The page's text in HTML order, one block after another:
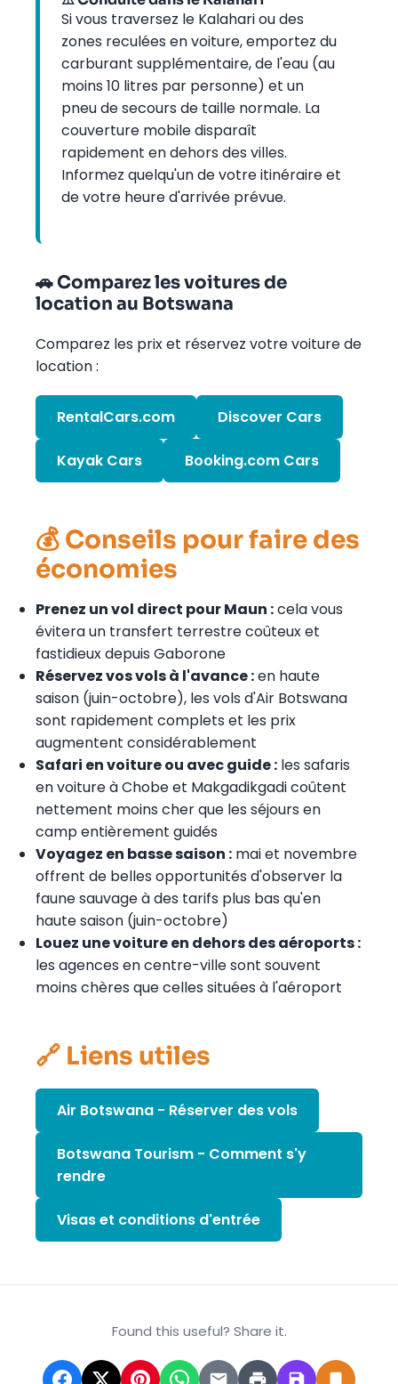
Si vous traversez le Kalahari ou des
zones reculées en voiture, emportez du
carburant supplémentaire, de l'eau (au
moins 10 litres par personne) et un
pneu de secours de taille normale. La
couverture mobile disparaît
rapidement en dehors des villes.
Informez quelqu'un de votre itinéraire et
de votre heure d'arrivée prévue.
🚗 Comparez les voitures de
location au Botswana
Comparez les prix et réservez votre voiture de
location :
RentalCars.com Discover Cars
Kayak Cars Booking.com Cars
💰 Conseils pour faire des
économies
Prenez un vol direct pour Maun :cela vous
évitera un transfert terrestre coûteux et
fastidieux depuis Gaborone
Réservez vos vols à l'avance :en haute
saison (juin-octobre), les vols d'Air Botswana
sont rapidement complets et les prix
augmentent considérablement
Safari en voiture ou avec guide : les safaris
en voiture à Chobe et Makgadikgadi coûtent
nettement moins cher que les séjours en
camp entièrement guidés
Voyagez en basse saison : mai et novembre
offrent de belles opportunités d'observer la
faune sauvage à des tarifs plus bas qu'en
haute saison (juin-octobre)
Louez une voiture en dehors des aéroports :
les agences en centre-ville sont souvent
moins chères que celles situées à l'aéroport
🔗 Liens utiles
Air Botswana - Réserver des vols
Botswana Tourism - Comment s'y
rendre
Visas et conditions d'entrée
Found this useful? Share it.